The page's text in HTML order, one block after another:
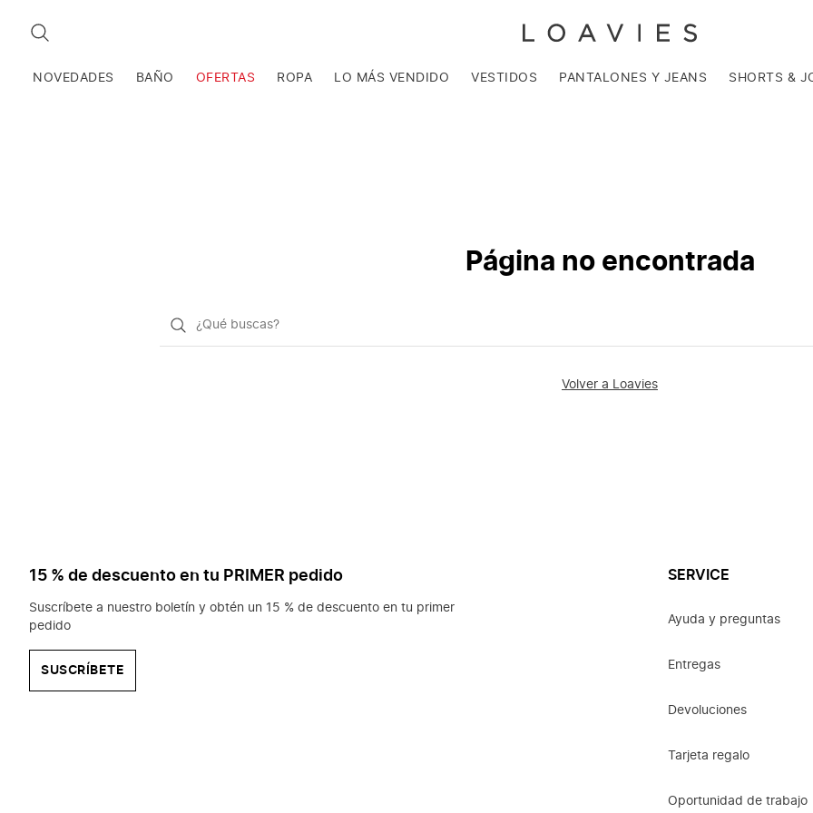
BUSCAR
NOVEDADES BAÑO OFERTAS ROPA LO MÁS VENDIDO VESTIDOS PANTALONES Y JEANS SHORTS &
Página no encontrada
¿Qué
Volver a Loavies
15 % de descuento en tu PRIMER pedido
Suscríbete a nuestro boletín y obtén un 15 % de descuento en tu primer
pedido
SUSCRÍBETE
SERVICE
Ayuda y preguntas
Entregas
Devoluciones
Tarjeta regalo
Oportunidad de trabajo